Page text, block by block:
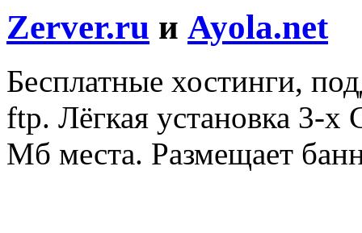
Zerver.ru и Ayola.net
Бесплатные хостинги,
ftp. Лёгкая установка 3-
Мб места. Размещает